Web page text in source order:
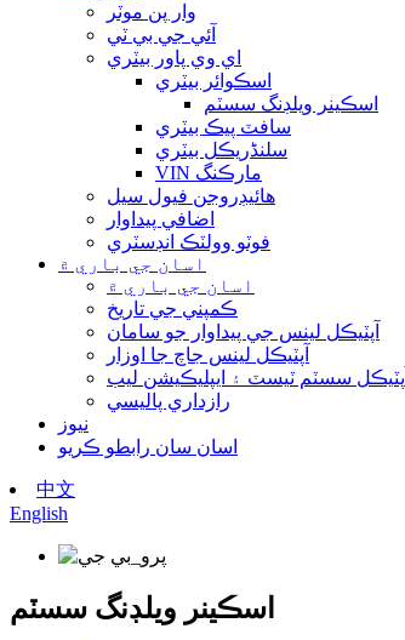
وار پن موٽر
آئي جي بي ٽي
اي وي پاور بيٽري
اسڪوائر بيٽري
اسڪينر ويلڊنگ سسٽم
سافٽ پيڪ بيٽري
سلنڈريڪل بيٽري
VIN مارڪنگ
هائيڊروجن فيول سيل
اضافي پيداوار
فوٽو وولٽڪ انڊسٽري
اسان جي باري ۾
اسان جي باري ۾
ڪمپني جي تاريخ
آپٽيڪل لينس جي پيداوار جو سامان
آپٽيڪل لينس جاچ جا اوزار
آپٽيڪل سسٽم ٽيسٽ ۽ ايپليڪيشن ليب
رازداري پاليسي
نيوز
اسان سان رابطو ڪريو
中文
English
اسڪينر ويلڊنگ سسٽم